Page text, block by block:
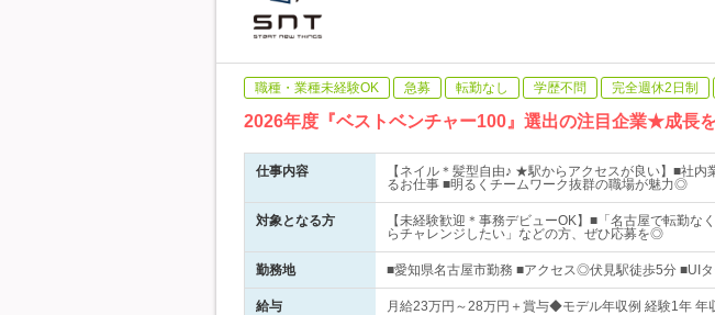
職種・業種未経験OK 急募 転勤なし 学歴不問 完全週休2日制
2026年度『ベストベンチャー100』選出の注目企業★成長
仕事内容
【ネイル＊髪型自由♪ ★駅からアクセスが良い】■社
るお仕事 ■明るくチームワーク抜群の職場が魅力◎
対象となる方
【未経験歓迎＊事務デビューOK】■「名古屋で転勤な
らチャレンジしたい」などの方、ぜひ応募を◎
勤務地 ■愛知県名古屋市勤務 ■アクセス◎伏見駅徒歩5分 ■UI
給与 月給23万円～28万円＋賞与◆モデル年収例 経験1年